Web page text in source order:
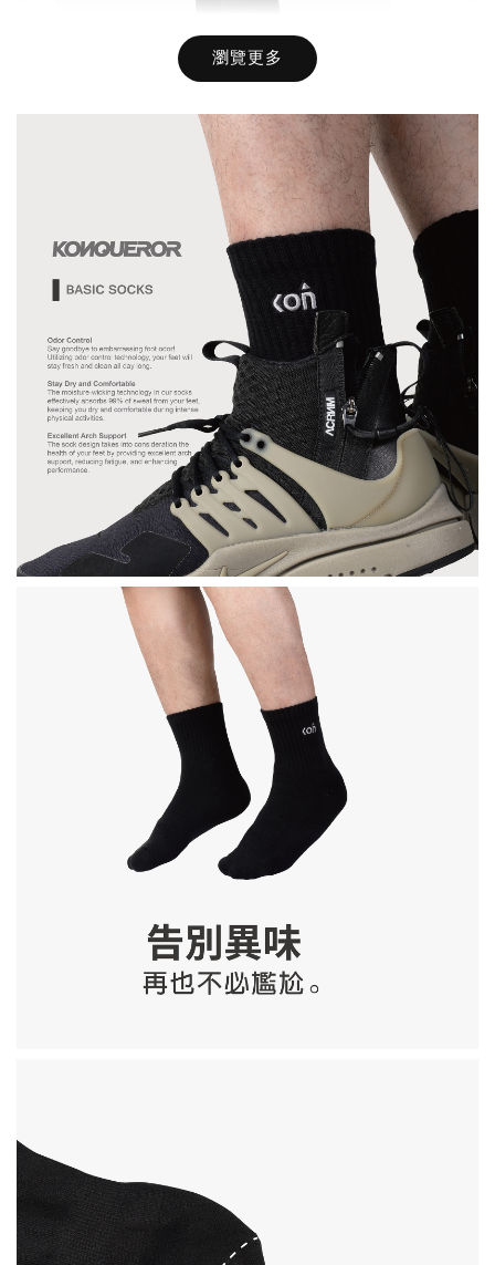
Basic Socks AC-01 / 康可-基礎滅臭襪
NT$ 100
+
加入購物車
康可-競技型 防摩擦掌套 Racing Palm
Protectors
環保杯袋加價購
瀏覽更多